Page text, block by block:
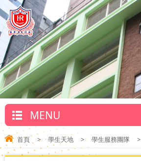
MENU
首頁 > 學生天地 > 學生服務團隊 >